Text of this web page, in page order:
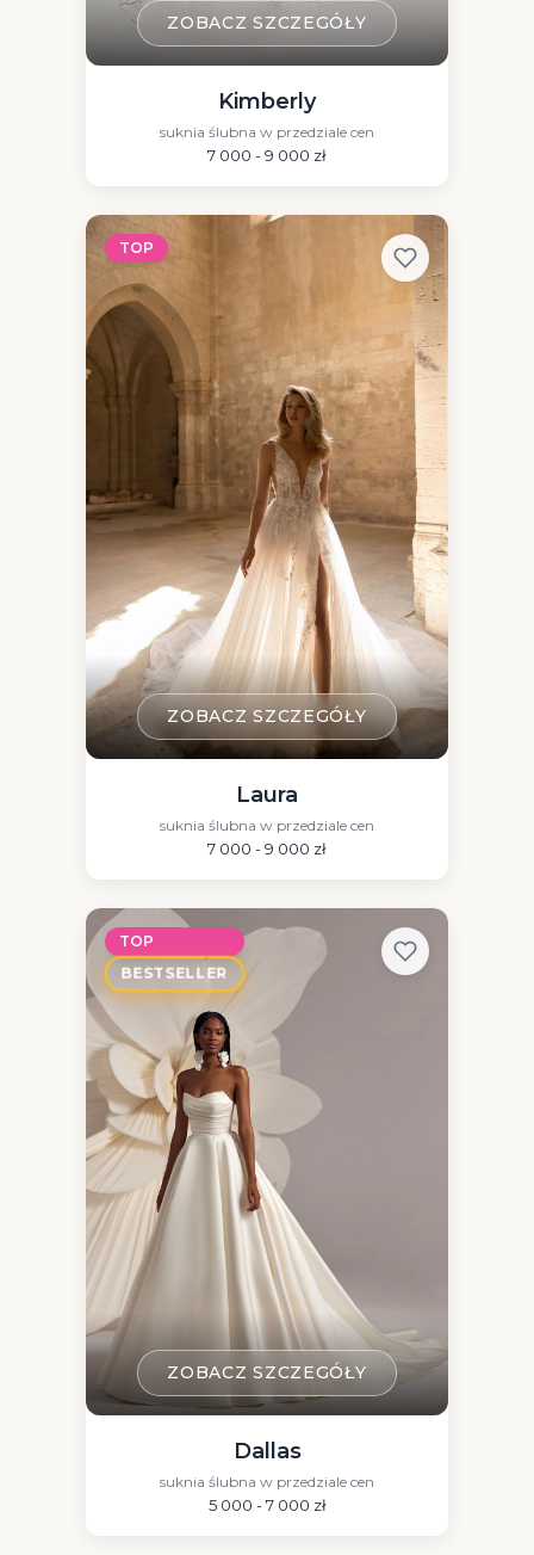
ZOBACZ SZCZEGÓŁY
Kimberly
suknia ślubna w przedziale cen
7 000 - 9 000 zł
TOP
ZOBACZ SZCZEGÓŁY
Laura
suknia ślubna w przedziale cen
7 000 - 9 000 zł
TOP
BESTSELLER
ZOBACZ SZCZEGÓŁY
Dallas
suknia ślubna w przedziale cen
5 000 - 7 000 zł